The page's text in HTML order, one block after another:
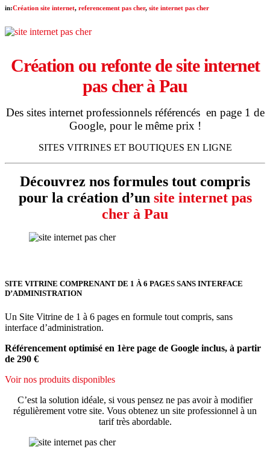
in:Création site internet, referencement pas cher, site internet pas cher
Création ou refonte de site internet
pas cher à Pau
Des sites internet professionnels référencés en page 1 de
Google, pour le même prix !
SITES VITRINES ET BOUTIQUES EN LIGNE
Découvrez nos formules tout compris
pour la création d’un site internet pas
cher à Pau
SITE VITRINE COMPRENANT DE 1 À 6 PAGES SANS INTERFACE
D’ADMINISTRATION
Un Site Vitrine de 1 à 6 pages en formule tout compris, sans
interface d’administration.
Référencement optimisé en 1ère page de Google inclus, à partir
de 290 €
Voir nos produits disponibles
C’est la solution idéale, si vous pensez ne pas avoir à modifier
régulièrement votre site. Vous obtenez un site professionnel à un
tarif très abordable.